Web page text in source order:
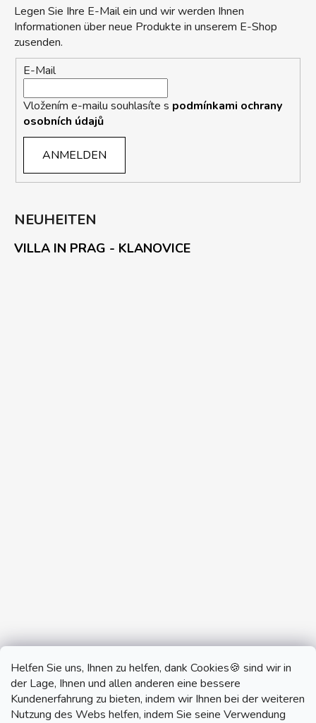
Helfen Sie uns, Ihnen zu helfen, dank Cookies🍪 sind wir in
der Lage, Ihnen und allen anderen eine bessere
Kundenerfahrung zu bieten, indem wir Ihnen bei der weiteren
Nutzung des Webs helfen, indem Sie seine Verwendung
Legen Sie Ihre E-Mail ein und wir werden Ihnen
Informationen über neue Produkte in unserem E-Shop
zusenden.
E-Mail
Vložením e-mailu souhlasíte s podmínkami ochrany
osobních údajů
ANMELDEN
NEUHEITEN
VILLA IN PRAG - KLANOVICE